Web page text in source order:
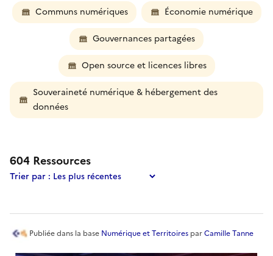
Les résultats se mettent à jour automatiquement à
Communs numériques Économie numérique
Gouvernances partagées
Open source et licences libres
Souveraineté numérique & hébergement des
données
604 Ressources
Les résultats ont été mis à jour.
Trier par :
Publiéedans la base Numérique et Territoires parCamille Tanne